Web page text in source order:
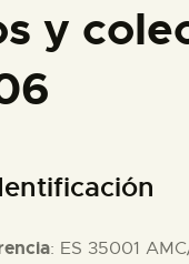
y
: ES 35001